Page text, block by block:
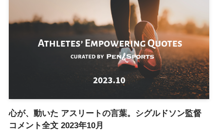
心が、動いた アスリートの言葉。シグルドソン監督
コメント全文 2023年10月